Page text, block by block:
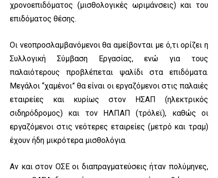
χρονοεπιδόματος (μισθολογικές ωριμάνσεις) και του
επιδόματος θέσης.
Οι νεοπροσλαμβανόμενοι θα αμείβονται με ό,τι ορίζει η
Συλλογική Σύμβαση Εργασίας, ενώ για τους
παλαιότερους προβλέπεται ψαλίδι στα επιδόματα.
Μεγάλοι “χαμένοι” θα είναι οι εργαζόμενοι στις παλαιές
εταιρείες και κυρίως στον ΗΣΑΠ (ηλεκτρικός
σιδηρόδρομος) και τον ΗΛΠΑΠ (τρόλεϊ), καθώς οι
εργαζόμενοι στις νεότερες εταιρείες (μετρό και τραμ)
έχουν ήδη μικρότερα μισθολόγια.
Αν και στον ΟΣΕ οι διαπραγματεύσεις ήταν πολύμηνες,